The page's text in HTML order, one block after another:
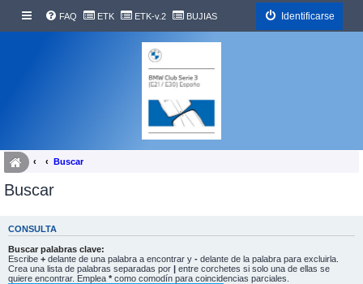
FAQ ETK ETK-v.2 BUJIAS Identificarse
Buscar
Buscar
CONSULTA
Buscar palabras clave:
Escribe + delante de una palabra a encontrar y - delante de la palabra para excluirla.
Crea una lista de palabras separadas por | entre corchetes si solo una de ellas se
quiere encontrar. Emplea * como comodín para coincidencias parciales.